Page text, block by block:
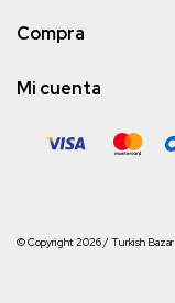
Compra
Mi cuenta
© Copyright 2026 / Turkish Bazar